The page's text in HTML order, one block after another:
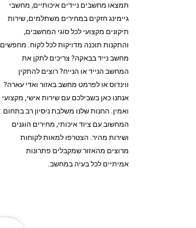
תמצאו מחשבים ניידים איכותיים, מחשבי
גיימינג חזקים במחירים משתלמים, שירות
תיקונים מקצועי לכל סוגי המחשבים,
והתקנות תוכנה מדויקות לכל לקוח. מחפשים
מחשב נייד בבאקה? צריכים לתקן את
המחשב הנייד או הנייח? רוצים להתקין
ווינדוס או לפרמט מחשב באזור ואדי עארה?
אנחנו כאן בשבילכם עם שירות אישי, מקצועי
ואמין. החנות שלנו משלבת ניסיון רב בתחום
המחשוב עם ציוד איכותי, מחירים הוגנים
ושירות מהיר. הצטרפו למאות לקוחות
מרוצים מהאזור שמקבלים פתרונות
אמיתיים לכל בעיה במחשב.